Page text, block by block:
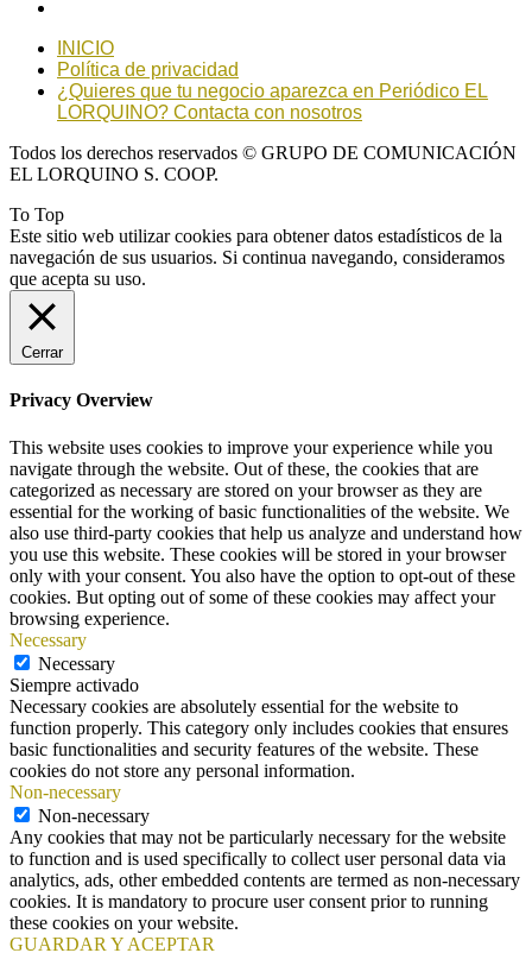
INICIO
Política de privacidad
¿Quieres que tu negocio aparezca en Periódico EL
LORQUINO? Contacta con nosotros
Todos los derechos reservados © GRUPO DE COMUNICACIÓN
EL LORQUINO S. COOP.
To Top
Este sitio web utilizar cookies para obtener datos estadísticos de la
navegación de sus usuarios. Si continua navegando, consideramos
que acepta su uso.
Cerrar
Privacy Overview
This website uses cookies to improve your experience while you
navigate through the website. Out of these, the cookies that are
categorized as necessary are stored on your browser as they are
essential for the working of basic functionalities of the website. We
also use third-party cookies that help us analyze and understand how
you use this website. These cookies will be stored in your browser
only with your consent. You also have the option to opt-out of these
cookies. But opting out of some of these cookies may affect your
browsing experience.
Necessary
Necessary
Siempre activado
Necessary cookies are absolutely essential for the website to
function properly. This category only includes cookies that ensures
basic functionalities and security features of the website. These
cookies do not store any personal information.
Non-necessary
Non-necessary
Any cookies that may not be particularly necessary for the website
to function and is used specifically to collect user personal data via
analytics, ads, other embedded contents are termed as non-necessary
cookies. It is mandatory to procure user consent prior to running
these cookies on your website.
GUARDAR Y ACEPTAR